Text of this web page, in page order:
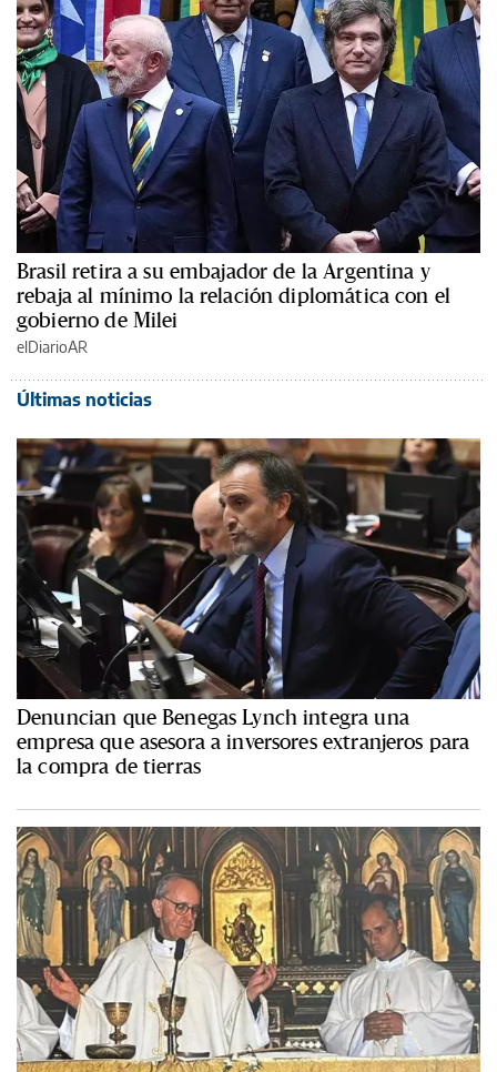
Brasil retira a su embajador de la Argentina y
rebaja al mínimo la relación diplomática con el
gobierno de Milei
elDiarioAR
Últimas noticias
Denuncian que Benegas Lynch integra una
empresa que asesora a inversores extranjeros para
la compra de tierras